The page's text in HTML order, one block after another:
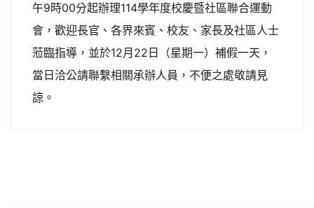
午9時00分起辦理114學年度校慶暨社區聯合運動
會，歡迎長官、各界來賓、校友、家長及社區人士
蒞臨指導，並於12月22日（星期一）補假一天，
當日洽公請聯繫相關承辦人員，不便之處敬請見
諒。